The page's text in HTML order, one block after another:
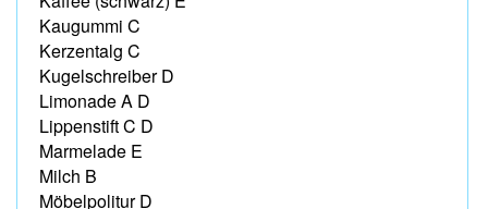
Kaugummi C
Kerzentalg C
Kugelschreiber D
Limonade A D
Lippenstift C D
Marmelade E
Milch B
Möbelpolitur D